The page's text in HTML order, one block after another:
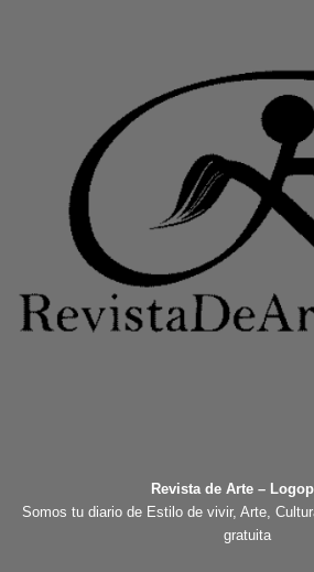
Revista de Arte –
Somos tu diario de Estilo de vivir, Arte,
gratuita